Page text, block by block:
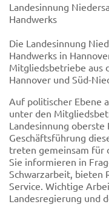
Annoncere
Landesinnung
Handwerks
Die Landesinnung
Handwerks in
Mitgliedsbetriebe aus
Hannover und Süd-
Auf politischer Ebene
unter den
Landesinnung
Geschäftsführung
treten gemeinsam für
Sie informieren in
Schwarzarbeit, bieten
Service. Wichtige
Landesregierung und